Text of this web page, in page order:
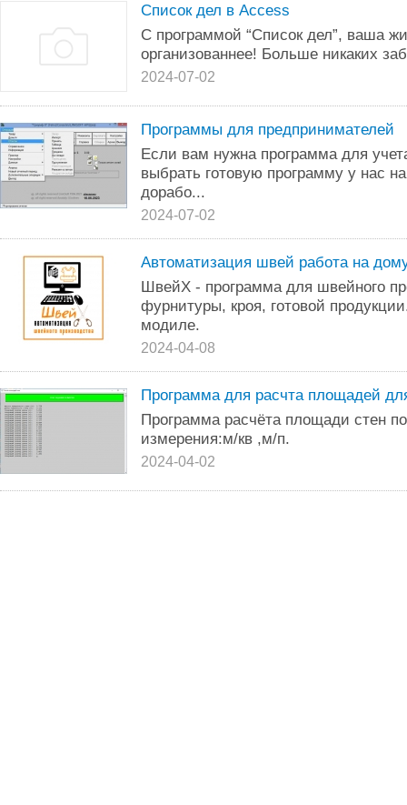
Список дел в Access
С программой “Список дел”, ваша
организованнее! Больше никаких
2024-07-02
Программы для предпринимателей
Если вам нужна программа для
выбрать готовую программу у нас
дорабо...
2024-07-02
Автоматизация швей работа на
ШвейХ - программа для швейного
фурнитуры, кроя, готовой
модиле.
2024-04-08
Программа для расчта площадей
Программа расчёта площади стен
измерения:м/кв ,м/п.
2024-04-02